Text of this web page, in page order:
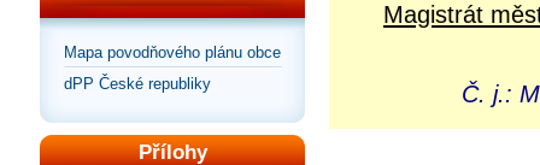
Mapa povodňového plánu obce
dPP České republiky
Přílohy
Magistrát
Č. j.: